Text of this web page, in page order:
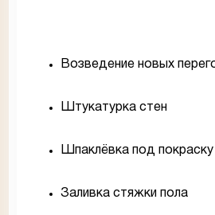
Возведение новых
Штукатурка стен
Шпаклёвка под покраску
Заливка стяжки пола